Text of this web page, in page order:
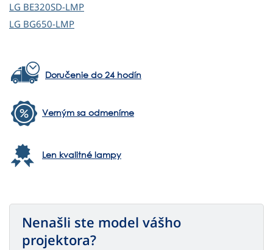
LG BE320SD-LMP
LG BG650-LMP
Doručenie do 24 hodín
Verným sa odmeníme
Len kvalitné lampy
Nenašli ste model vášho
projektora?